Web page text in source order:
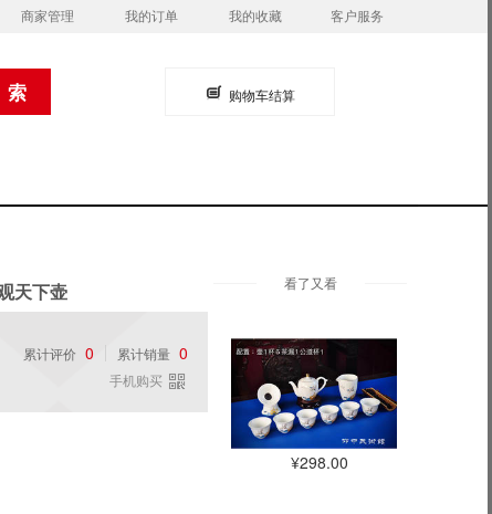
商家管理 我的订单 我的收藏 客户服务
购物车结算
天下壶
累计评价 0 累计销量 0
手机购买
看了又看
¥298.00